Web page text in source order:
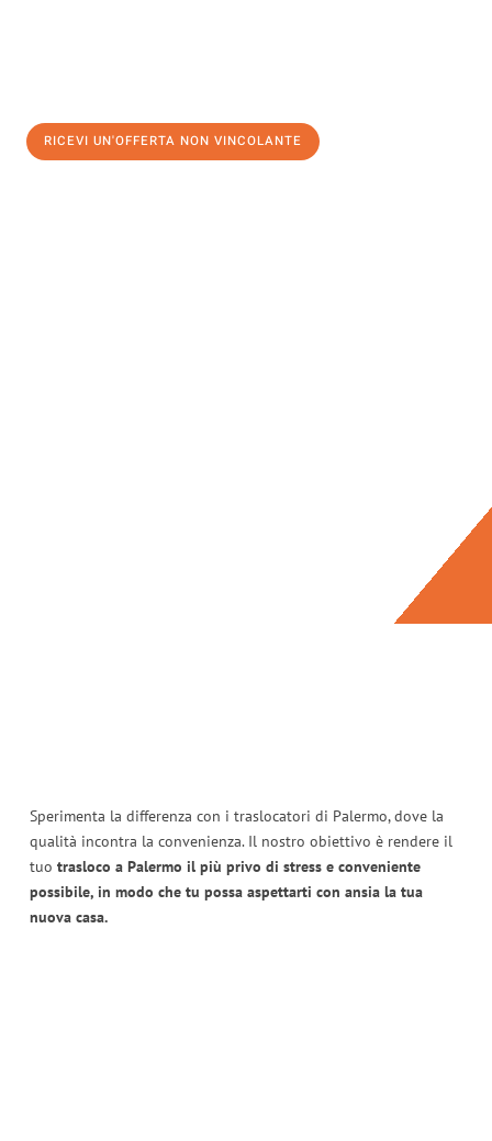
RICEVI UN'OFFERTA NON VINCOLANTE
Sperimenta la differenza con i traslocatori di Palermo, dove la
qualità incontra la convenienza. Il nostro obiettivo è rendere il
tuo trasloco a Palermo il più privo di stress e conveniente
possibile, in modo che tu possa aspettarti con ansia la tua
nuova casa.